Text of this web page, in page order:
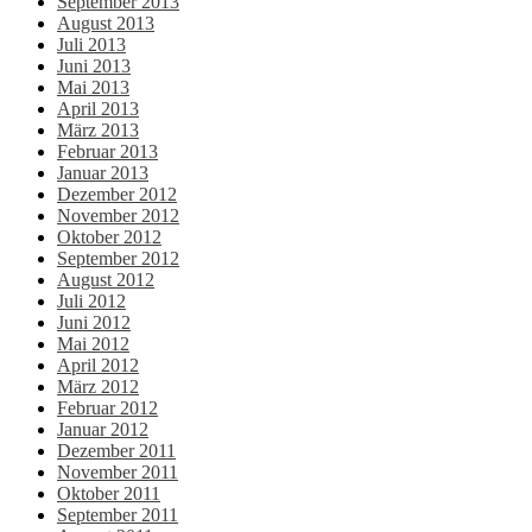
August 2013
Juli 2013
Juni 2013
Mai 2013
April 2013
März 2013
Februar 2013
Januar 2013
Dezember 2012
November 2012
Oktober 2012
September 2012
August 2012
Juli 2012
Juni 2012
Mai 2012
April 2012
März 2012
Februar 2012
Januar 2012
Dezember 2011
November 2011
Oktober 2011
September 2011